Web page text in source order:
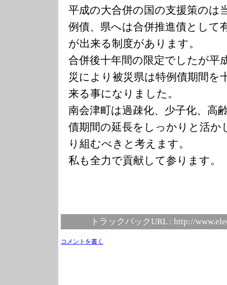
平成の大合併の国の支援策のは
例債、県へは合併推進債として
が出来る制度があります。
合併後十年間の限定でしたが平
災により被災県は特例債期間を
来る事になりました。
南会津町は過疎化、少子化、高
債期間の延長をしっかりと活か
り組むべきと考えます。
私も全力で貢献して参ります。
トラックバックURL : http://
コメントを書く